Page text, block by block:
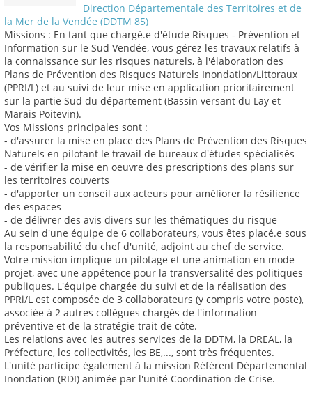
Direction Départementale des Territoires et de
la Mer de la Vendée (DDTM 85)
Missions : En tant que chargé.e d'étude Risques - Prévention et
Information sur le Sud Vendée, vous gérez les travaux relatifs à
la connaissance sur les risques naturels, à l'élaboration des
Plans de Prévention des Risques Naturels Inondation/Littoraux
(PPRI/L) et au suivi de leur mise en application prioritairement
sur la partie Sud du département (Bassin versant du Lay et
Marais Poitevin).
Vos Missions principales sont :
- d'assurer la mise en place des Plans de Prévention des Risques
Naturels en pilotant le travail de bureaux d'études spécialisés
- de vérifier la mise en oeuvre des prescriptions des plans sur
les territoires couverts
- d'apporter un conseil aux acteurs pour améliorer la résilience
des espaces
- de délivrer des avis divers sur les thématiques du risque
Au sein d'une équipe de 6 collaborateurs, vous êtes placé.e sous
la responsabilité du chef d'unité, adjoint au chef de service.
Votre mission implique un pilotage et une animation en mode
projet, avec une appétence pour la transversalité des politiques
publiques. L'équipe chargée du suivi et de la réalisation des
PPRi/L est composée de 3 collaborateurs (y compris votre poste),
associée à 2 autres collègues chargés de l'information
préventive et de la stratégie trait de côte.
Les relations avec les autres services de la DDTM, la DREAL, la
Préfecture, les collectivités, les BE,..., sont très fréquentes.
L'unité participe également à la mission Référent Départemental
Inondation (RDI) animée par l'unité Coordination de Crise.